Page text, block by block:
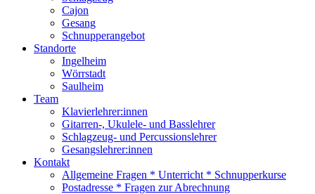
Cajon
Gesang
Schnupperangebot
Standorte
Ingelheim
Wörrstadt
Saulheim
Team
Klavierlehrer:innen
Gitarren-, Ukulele- und Basslehrer
Schlagzeug- und Percussionslehrer
Gesangslehrer:innen
Kontakt
Allgemeine Fragen * Unterricht * Schnupperkurse
Postadresse * Fragen zur Abrechnung